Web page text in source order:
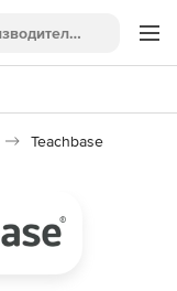
Teachbase